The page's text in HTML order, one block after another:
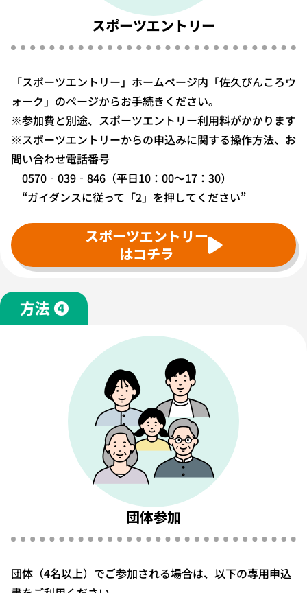
スポーツエントリー
「スポーツエントリー」ホームページ内「佐久ぴんころウ
ォーク」のページからお手続きください。
※参加費と別途、スポーツエントリー利用料がかかります
※スポーツエントリーからの申込みに関する操作方法、お
問い合わせ電話番号
0570‐039‐846（平日10：00〜17：30）
“ガイダンスに従って「2」を押してください”
スポーツエントリー
はコチラ
方法 ❹
団体参加
団体（4名以上）でご参加される場合は、以下の専用申込